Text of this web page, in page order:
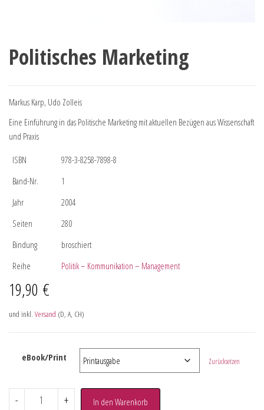
Politisches Marketing
Markus Karp, Udo Zolleis
Eine Einführung in das Politische Marketing mit aktuellen Bezügen aus Wissenschaft
und Praxis
ISBN
978-3-8258-7898-8
Band-Nr.
1
Jahr
2004
Seiten
280
Bindung
broschiert
Reihe
Politik – Kommunikation – Management
19,90 €
und inkl. Versand (D, A, CH)
eBook/Print Zurücksetzen
- + In den Warenkorb